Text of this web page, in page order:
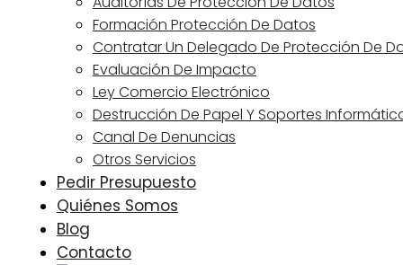
Formación Protección De Datos
Contratar Un Delegado De Protección De
Evaluación De Impacto
Ley Comercio Electrónico
Destrucción De Papel Y Soportes
Canal De Denuncias
Otros Servicios
Pedir Presupuesto
Quiénes Somos
Blog
Contacto